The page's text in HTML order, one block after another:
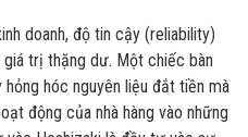
doanh, độ tin cậy (reliability)
trị thặng dư. Một chiếc bàn
hóc nguyên liệu đắt tiền mà
động của nhà hàng vào những